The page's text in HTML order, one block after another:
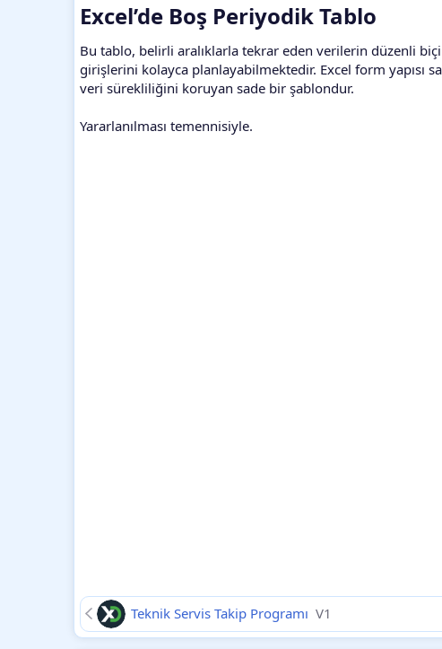
Excel’de Boş Periyodik Tablo​
Bu tablo, belirli aralıklarla tekrar eden verilerin düzenli
girişlerini kolayca planlayabilmektedir. Excel form yapısı
veri sürekliliğini koruyan sade bir şablondur.
Yararlanılması temennisiyle.
Teknik Servis Takip Programı V1